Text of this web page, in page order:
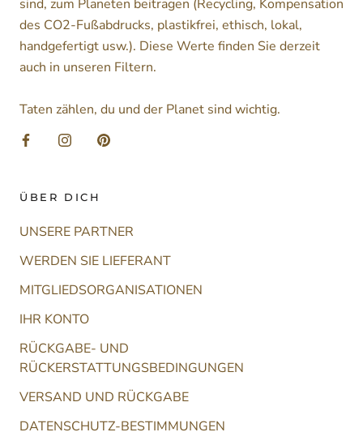
sind, zum Planeten beitragen (Recycling, Kompensation
des CO2-Fußabdrucks, plastikfrei, ethisch, lokal,
handgefertigt usw.). Diese Werte finden Sie derzeit
auch in unseren Filtern.
Taten zählen, du und der Planet sind wichtig.
ÜBER DICH
UNSERE PARTNER
WERDEN SIE LIEFERANT
MITGLIEDSORGANISATIONEN
IHR KONTO
RÜCKGABE- UND
RÜCKERSTATTUNGSBEDINGUNGEN
VERSAND UND RÜCKGABE
DATENSCHUTZ-BESTIMMUNGEN